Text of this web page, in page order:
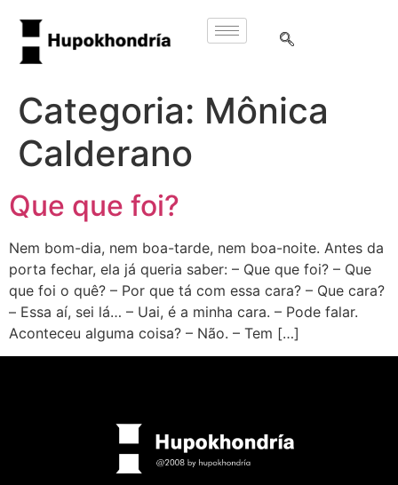
Categoria: Mônica
Calderano
Que que foi?
Nem bom-dia, nem boa-tarde, nem boa-noite. Antes da
porta fechar, ela já queria saber: – Que que foi? – Que
que foi o quê? – Por que tá com essa cara? – Que cara?
– Essa aí, sei lá… – Uai, é a minha cara. – Pode falar.
Aconteceu alguma coisa? – Não. – Tem […]